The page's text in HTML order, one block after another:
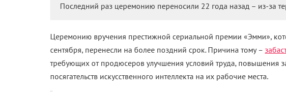
Последний раз церемонию переносили 22 года назад – из-за
Церемонию вручения престижной сериальной премии «Эмми»,
сентября, перенесли на более поздний срок. Причина тому –
требующих от продюсеров улучшения условий труда, повышения
посягательств искусственного интеллекта на их рабочие места.